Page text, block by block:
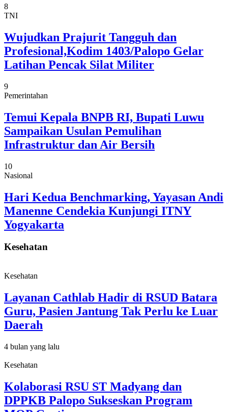
8
TNI
Wujudkan Prajurit Tangguh dan
Profesional,Kodim 1403/Palopo Gelar
Latihan Pencak Silat Militer
9
Pemerintahan
Temui Kepala BNPB RI, Bupati Luwu
Sampaikan Usulan Pemulihan
Infrastruktur dan Air Bersih
10
Nasional
Hari Kedua Benchmarking, Yayasan Andi
Manenne Cendekia Kunjungi ITNY
Yogyakarta
Kesehatan
Kesehatan
Layanan Cathlab Hadir di RSUD Batara
Guru, Pasien Jantung Tak Perlu ke Luar
Daerah
4 bulan yang lalu
Kesehatan
Kolaborasi RSU ST Madyang dan
DPPKB Palopo Sukseskan Program